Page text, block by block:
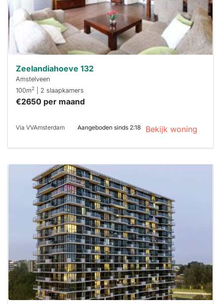
je hierbij!
Zeelandiahoeve 132
Amstelveen
100m2 | 2 slaapkamers
€2650 per maand
Via VVAmsterdam Aangeboden sinds 2:18 Bekijk woning
Deze woning
is
waarschijnlijk
al verhuurd
Om kans te
maken moet je
binnen 15
minuten
reageren.
Stekkies helpt
je hierbij!